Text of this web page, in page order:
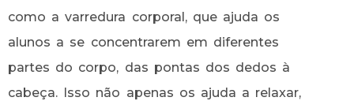
como a varredura corporal, que ajuda os
alunos a se concentrarem em diferentes
partes do corpo, das pontas dos dedos à
cabeça. Isso não apenas os ajuda a relaxar,